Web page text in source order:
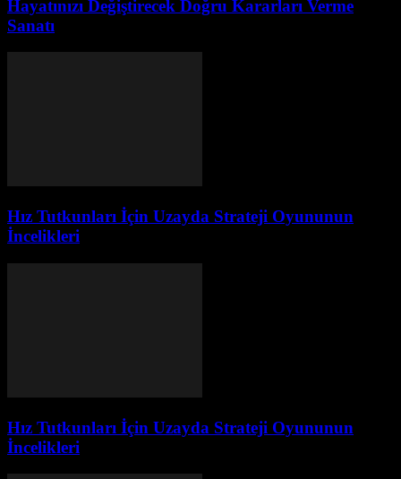
Hayatınızı Değiştirecek Doğru Kararları Verme
Sanatı
Hız Tutkunları İçin Uzayda Strateji Oyununun
İncelikleri
Hız Tutkunları İçin Uzayda Strateji Oyununun
İncelikleri